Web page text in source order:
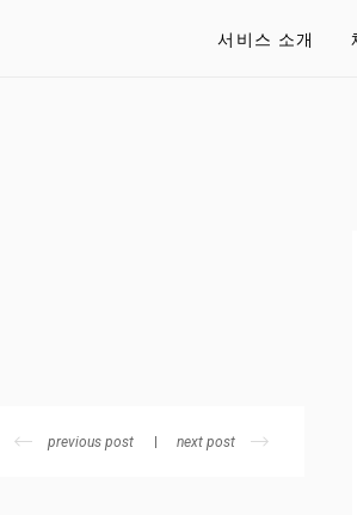
서비스 소개
previous post next post